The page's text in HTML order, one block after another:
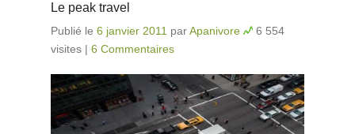
Le peak travel
Publié le 6 janvier 2011 parApanivore
6 554
visites | 6 Commentaires